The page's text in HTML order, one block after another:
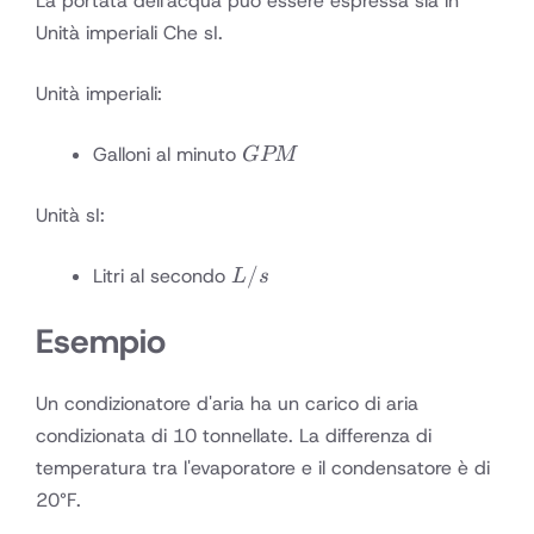
Unità imperiali Che sI.
Unità imperiali:
Galloni al minuto GPM
GPM
Unità sI:
Litri al secondo L/s
L/s
Esempio
Un condizionatore d'aria ha un carico di aria
condizionata di 10 tonnellate. La differenza di
temperatura tra l'evaporatore e il condensatore è di
20°F.